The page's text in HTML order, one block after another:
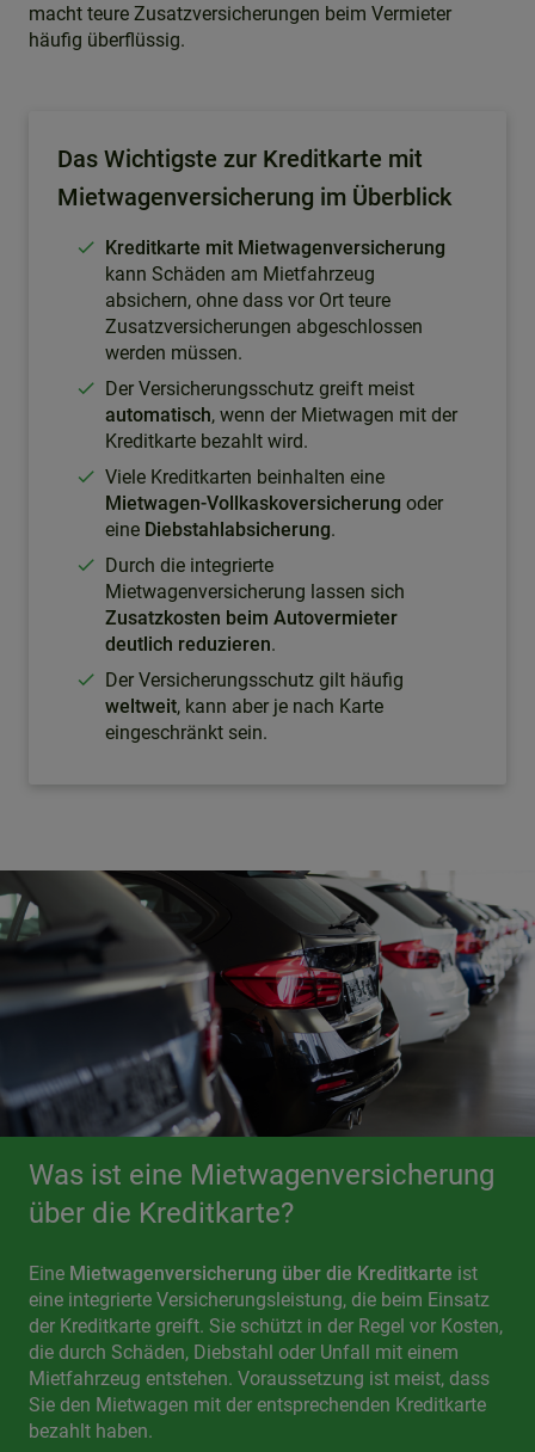
macht teure Zusatzversicherungen beim Vermieter
häufig überflüssig.
Das Wichtigste zur Kreditkarte mit
Mietwagenversicherung im Überblick
Kreditkarte mit Mietwagenversicherung
kann Schäden am Mietfahrzeug
absichern, ohne dass vor Ort teure
Zusatzversicherungen abgeschlossen
werden müssen.
Der Versicherungsschutz greift meist
automatisch, wenn der Mietwagen mit der
Kreditkarte bezahlt wird.
Viele Kreditkarten beinhalten eine
Mietwagen-Vollkaskoversicherung oder
eine Diebstahlabsicherung.
Durch die integrierte
Mietwagenversicherung lassen sich
Zusatzkosten beim Autovermieter
deutlich reduzieren.
Der Versicherungsschutz gilt häufig
weltweit, kann aber je nach Karte
eingeschränkt sein.
Was ist eine Mietwagenversicherung
über die Kreditkarte?
Eine Mietwagenversicherung über die Kreditkarte ist
eine integrierte Versicherungsleistung, die beim Einsatz
der Kreditkarte greift. Sie schützt in der Regel vor Kosten,
die durch Schäden, Diebstahl oder Unfall mit einem
Mietfahrzeug entstehen. Voraussetzung ist meist, dass
Sie den Mietwagen mit der entsprechenden Kreditkarte
bezahlt haben.